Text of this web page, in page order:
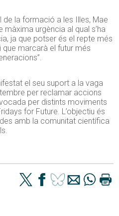
de la formació a les Illes, Mae
màxima urgència al qual s’ha
ja que potser és el repte més
marcarà el futur més
el seu suport a la vaga
per reclamar accions
per distints moviments
for Future. L’objectiu és
amb la comunitat científica